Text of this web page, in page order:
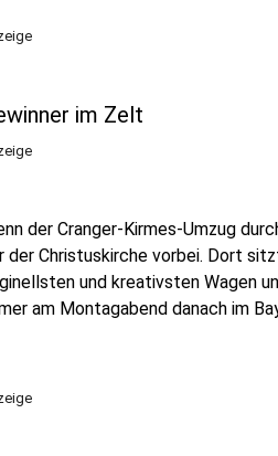
im Zelt
der Cranger-Kirmes-Umzug
der Christuskirche vorbei. Dort
und kreativsten Wagen
am Montagabend danach im